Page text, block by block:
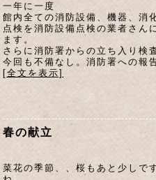
一年に一度
館内全ての消防設備、機器、消
点検を消防設備点検の業者さん
ます。
さらに消防署からの立ち入り検
今回も不備なし。消防署への報
[全文を表示]
春の献立
菜花の季節、、桜もあと少しで